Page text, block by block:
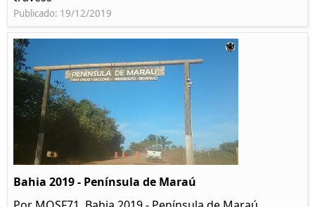
Publicado: 19/12/2019
Bahia 2019 - Península de Maraú